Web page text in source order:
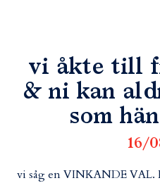
vi åkte till
& ni kan
som
16/
vi såg en VINKANDE VAL.